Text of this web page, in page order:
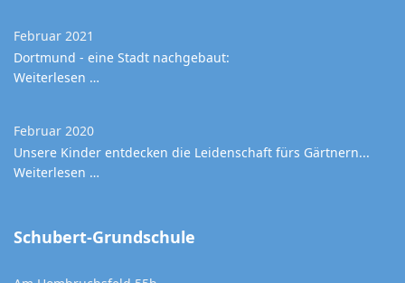
Februar 2021
Dortmund - eine Stadt nachgebaut:
Weiterlesen …
Februar 2020
Unsere Kinder entdecken die Leidenschaft fürs Gärtnern...
Weiterlesen …
Schubert-Grundschule